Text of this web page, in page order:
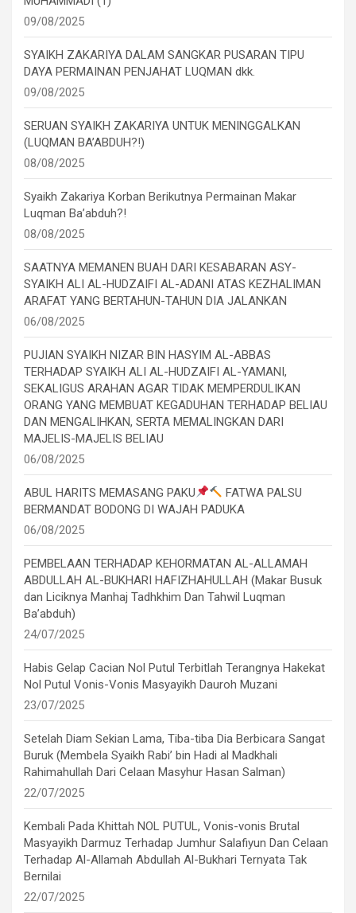
09/08/2025
SYAIKH ZAKARIYA DALAM SANGKAR PUSARAN TIPU
DAYA PERMAINAN PENJAHAT LUQMAN dkk.
09/08/2025
SERUAN SYAIKH ZAKARIYA UNTUK MENINGGALKAN
(LUQMAN BA’ABDUH?!)
08/08/2025
Syaikh Zakariya Korban Berikutnya Permainan Makar
Luqman Ba’abduh?!
08/08/2025
SAATNYA MEMANEN BUAH DARI KESABARAN ASY-
SYAIKH ALI AL-HUDZAIFI AL-ADANI ATAS KEZHALIMAN
ARAFAT YANG BERTAHUN-TAHUN DIA JALANKAN
06/08/2025
PUJIAN SYAIKH NIZAR BIN HASYIM AL-ABBAS
TERHADAP SYAIKH ALI AL-HUDZAIFI AL-YAMANI,
SEKALIGUS ARAHAN AGAR TIDAK MEMPERDULIKAN
ORANG YANG MEMBUAT KEGADUHAN TERHADAP BELIAU
DAN MENGALIHKAN, SERTA MEMALINGKAN DARI
MAJELIS-MAJELIS BELIAU
06/08/2025
ABUL HARITS MEMASANG PAKU
FATWA PALSU
BERMANDAT BODONG DI WAJAH PADUKA
06/08/2025
PEMBELAAN TERHADAP KEHORMATAN AL-ALLAMAH
ABDULLAH AL-BUKHARI HAFIZHAHULLAH (Makar Busuk
dan Liciknya Manhaj Tadhkhim Dan Tahwil Luqman
Ba’abduh)
24/07/2025
Habis Gelap Cacian Nol Putul Terbitlah Terangnya Hakekat
Nol Putul Vonis-Vonis Masyayikh Dauroh Muzani
23/07/2025
Setelah Diam Sekian Lama, Tiba-tiba Dia Berbicara Sangat
Buruk (Membela Syaikh Rabi’ bin Hadi al Madkhali
Rahimahullah Dari Celaan Masyhur Hasan Salman)
22/07/2025
Kembali Pada Khittah NOL PUTUL, Vonis-vonis Brutal
Masyayikh Darmuz Terhadap Jumhur Salafiyun Dan Celaan
Terhadap Al-Allamah Abdullah Al-Bukhari Ternyata Tak
Bernilai
22/07/2025